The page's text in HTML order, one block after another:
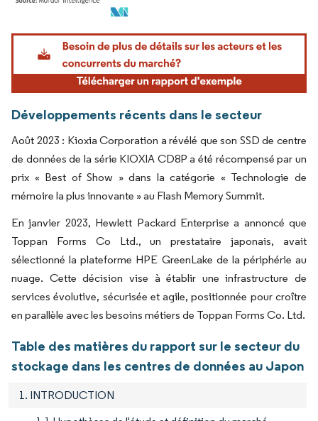
Image © Mordor Intelligence. La réutilisation nécessite une attribution sous CC BY
Développements récents dans le secteur
Août 2023 : Kioxia Corporation a révélé que son SSD de centre
de données de la série KIOXIA CD8P a été récompensé par un
prix « Best of Show » dans la catégorie « Technologie de
mémoire la plus innovante » au Flash Memory Summit.
En janvier 2023, Hewlett Packard Enterprise a annoncé que
Toppan Forms Co Ltd., un prestataire japonais, avait
sélectionné la plateforme HPE GreenLake de la périphérie au
nuage. Cette décision vise à établir une infrastructure de
services évolutive, sécurisée et agile, positionnée pour croître
en parallèle avec les besoins métiers de Toppan Forms Co. Ltd.
Table des matières du rapport sur le secteur du
stockage dans les centres de données au Japon
1. INTRODUCTION